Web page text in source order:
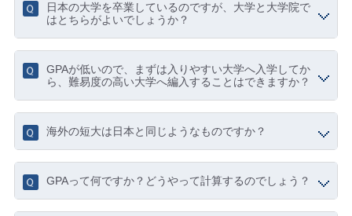
日本の大学を卒業しているのですが、大学と大学院で
はとちらがよいでしょうか？
GPAが低いので、まずは入りやすい大学へ入学してか
ら、難易度の高い大学へ編入することはできますか？
海外の短大は日本と同じようなものですか？
GPAって何ですか？どうやって計算するのでしょう？